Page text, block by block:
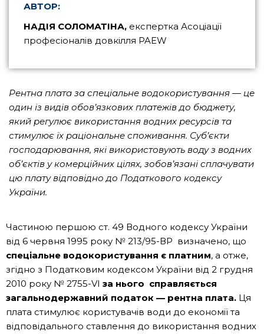
АВТОР:
НАДІЯ СОЛОМАТІНА, експертка Асоціації
професіоналів довкілля PAEW
Рентна плата за спеціальне водокористування — це
один із видів обов’язкових платежів до бюджету,
який регулює використання водних ресурсів та
стимулює їх раціональне споживання. Суб’єкти
господарювання, які використовують воду з водних
об’єктів у комерційних цілях, зобов’язані сплачувати
цю плату відповідно до Податкового кодексу
України.
Частиною першою ст. 49 Водного кодексу України
від 6 червня 1995 року № 213/95-ВР визначено, що
спеціальне водокористування є платним, а отже,
згідно з Податковим кодексом України від 2 грудня
2010 року № 2755-VI за нього справляється
загальнодержавний податок — рентна плата. Ця
плата стимулює користувачів води до економії та
відповідального ставлення до використання водних